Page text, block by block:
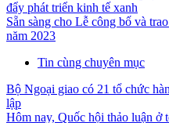
đẩy phát triển kinh tế xanh
Sẵn sàng cho Lễ công bố và
năm 2023
Tin cùng chuyên mục
Bộ Ngoại giao có 21 tổ chức
lập
Hôm nay, Quốc hội thảo luận ở